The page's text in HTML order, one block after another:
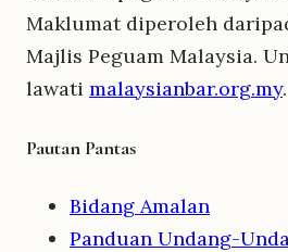
Maklumat diperoleh
Majlis Peguam Malaysia.
lawati malaysianbar.org.my.
Pautan Pantas
Bidang Amalan
Panduan Undang-